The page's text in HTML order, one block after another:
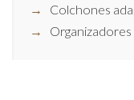
Colchones